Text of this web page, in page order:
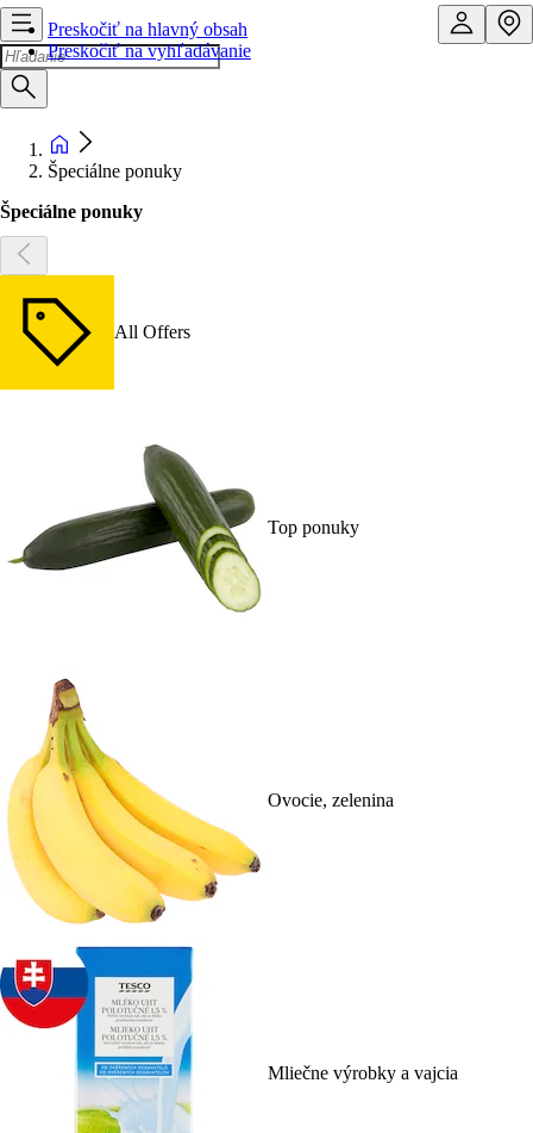
Preskočiť na hlavný obsah
Preskočiť na vyhľadávanie
Špeciálne ponuky
Špeciálne ponuky
All Offers
Top ponuky
Ovocie, zelenina
Mliečne výrobky a vajcia